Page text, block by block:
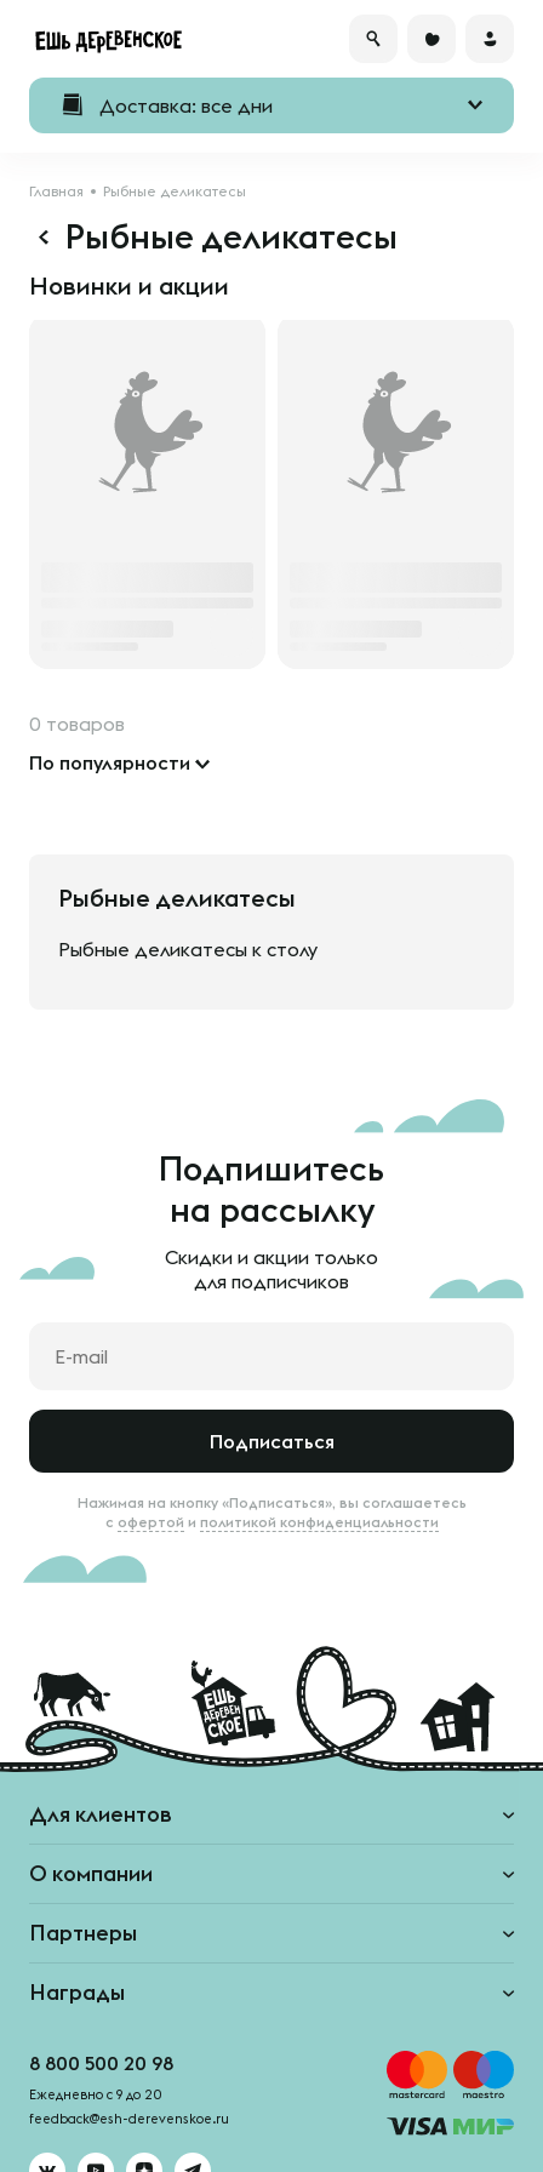
Доставка: все дни
Главная Рыбные деликатесы
Рыбные деликатесы
Новинки и акции
0 товаров
По популярности
Рыбные деликатесы
Рыбные деликатесы к столу
Подпишитесь
на рассылку
Скидки и акции только
для подписчиков
Подписаться
Нажимая на кнопку «Подписаться», вы соглашаетесь
с офертой и политикой конфиденциальности
Для клиентов
О компании
Партнеры
Награды
8 800 500 20 98
Ежедневно с 9 до 20
feedback@esh-derevenskoe.ru